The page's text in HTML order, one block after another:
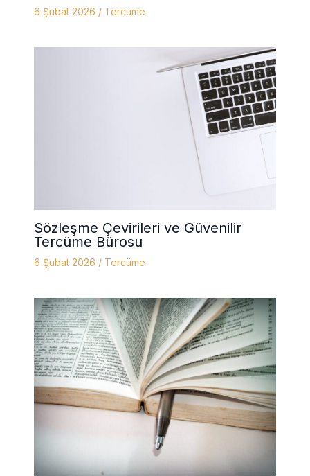
6 Şubat 2026 / Tercüme
Sözleşme Çevirileri ve Güvenilir
Tercüme Bürosu
6 Şubat 2026 / Tercüme